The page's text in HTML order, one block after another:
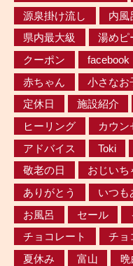
源泉掛け流し
内風
県内最大級
湯めピ
クーポン
facebook
赤ちゃん
小さなお
定休日
施設紹介
ヒーリング
カウン
アドバイス
Toki
敬老の日
おじいち
ありがとう
いつも
お風呂
セール
チョコレート
チョ
夏休み
富山 晩